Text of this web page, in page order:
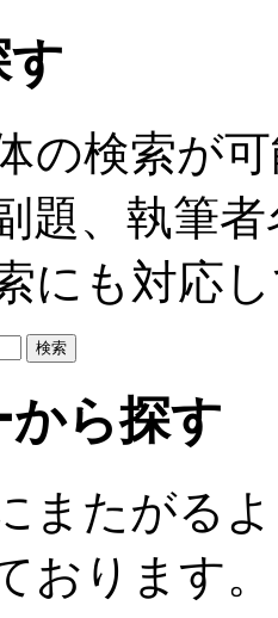
の検索が
題、執筆
にも対応
から探す
またがる
おります。